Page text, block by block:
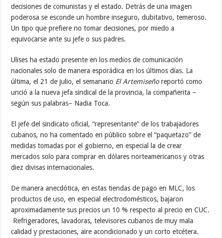
decisiones de comunistas y el estado. Detrás de una imagen
poderosa se esconde un hombre inseguro, dubitativo, temeroso.
Un tipo que prefiere no tomar decisiones, por miedo a
equivocarse ante su jefe o sus padres.
Ulises ha estado presente en los medios de comunicación
nacionales solo de manera esporádica en los últimos días. La
última, el 21 de julio, el semanario El Artemiseñoreportó como
unció a la nueva jefa sindical de la provincia, la compañerita –
según sus palabras– Nadia Toca.
El jefe del sindicato oficial, “representante” de los trabajadores
cubanos, no ha comentado en público sobre el “paquetazo” de
medidas tomadas por el gobierno, en especial la de crear
mercados solo para comprar en dólares norteamericanos y otras
diez divisas internacionales.
De manera anecdótica, en estas tiendas de pago en MLC, los
productos de uso, en especial electrodomésticos, bajaron
aproximadamente sus precios un 10 % respecto al precio en CUC.
Refrigeradores, lavadoras, televisores cubanos de muy mala
calidad y prestaciones, aire acondicionado y un corto etcétera.